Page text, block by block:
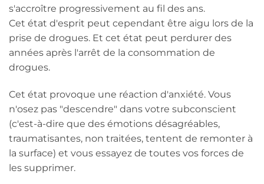
s'accroître progressivement au fil des ans.
Cet état d'esprit peut cependant être aigu lors de la
prise de drogues. Et cet état peut perdurer des
années après l'arrêt de la consommation de
drogues.
Cet état provoque une réaction d'anxiété. Vous
n'osez pas "descendre" dans votre subconscient
(c'est-à-dire que des émotions désagréables,
traumatisantes, non traitées, tentent de remonter à
la surface) et vous essayez de toutes vos forces de
les supprimer.